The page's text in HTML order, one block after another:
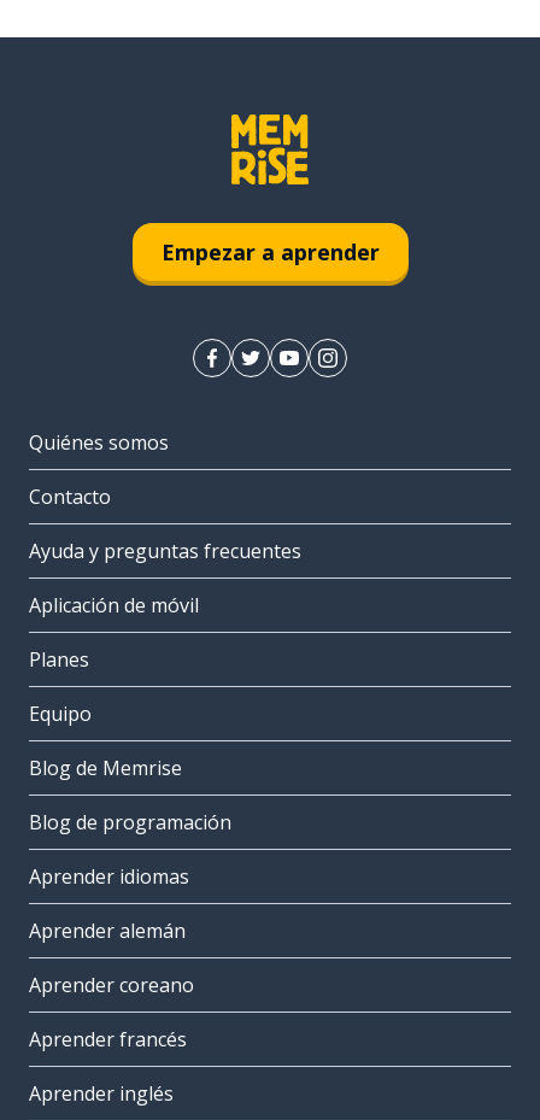
Empezar a aprender
Quiénes somos
Contacto
Ayuda y preguntas frecuentes
Aplicación de móvil
Planes
Equipo
Blog de Memrise
Blog de programación
Aprender idiomas
Aprender alemán
Aprender coreano
Aprender francés
Aprender inglés